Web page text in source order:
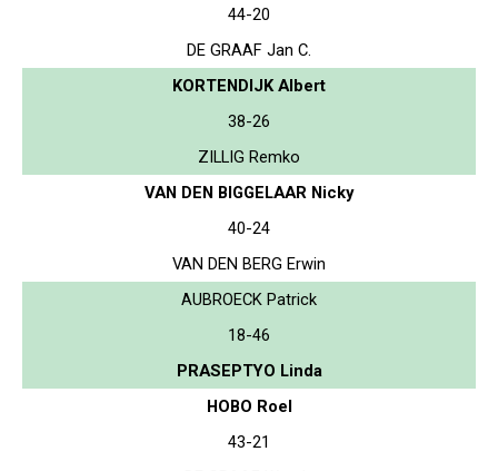
44-20
DE GRAAF Jan C.
KORTENDIJK Albert
38-26
ZILLIG Remko
VAN DEN BIGGELAAR Nicky
40-24
VAN DEN BERG Erwin
AUBROECK Patrick
18-46
PRASEPTYO Linda
HOBO Roel
43-21